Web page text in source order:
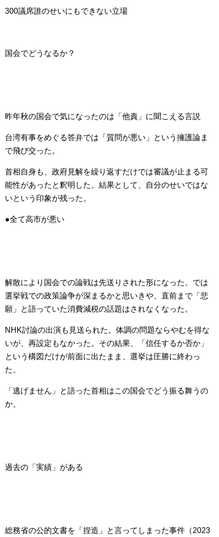
300議席誰のせいにもできない立場
国会でどうなるか？
昨年秋の国会で気になったのは「他責」に聞こえる言説
台湾有事をめぐる答弁では「質問が悪い」という擁護論ま
で飛び交った。
首相自身も、政府見解を繰り返すだけでは審議が止まる可
能性があったと釈明した。結果として、自分のせいではな
いという印象が残った。
●全て高市が悪い
解散により国会での論戦は先送りされた形になった。では
選挙戦での政策論争が深まるかと思いきや、直前まで「悲
願」と語っていた消費減税の話題はされなくなった。
NHK討論の出演も見送られた。体調の問題ならやむを得な
いが、再設定もなかった。その結果、「信任するか否か」
という構図だけが前面に出たまま、選挙は圧勝に終わっ
た。
「逃げません」と語った首相はこの国会でどう振る舞うの
か。
過去の「実績」がある
総務省の公的文書を「捏造」と言ってしまった事件（2023